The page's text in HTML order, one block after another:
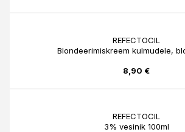
REFECTOCIL
Blondeerimiskreem kulmudele,
8,90 €
REFECTOCIL
3% vesinik 100ml